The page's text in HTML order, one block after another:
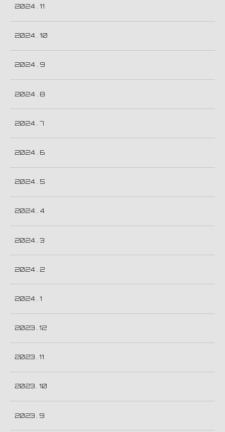
2024 . 11
2024 . 10
2024 . 9
2024 . 8
2024 . 7
2024 . 6
2024 . 5
2024 . 4
2024 . 3
2024 . 2
2024 . 1
2023 . 12
2023 . 11
2023 . 10
2023 . 9